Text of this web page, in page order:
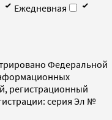
Ежедневная
Федеральной
регистрационный
серия Эл №